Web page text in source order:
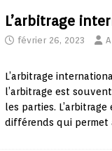
L’arbitrage
février 26, 2023
L’arbitrage
l’arbitrage est
les parties.
différends qui permet